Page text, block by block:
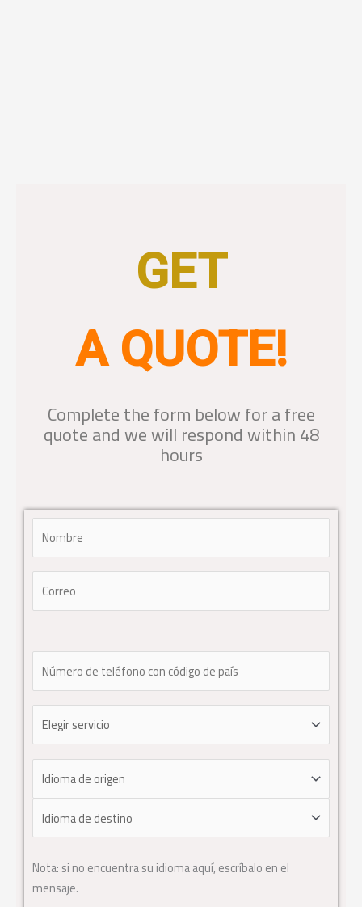
GET
A QUOTE!
Complete the form below for a free
quote and we will respond within 48
hours
Nota: si no encuentra su idioma aquí, escríbalo en el
mensaje.